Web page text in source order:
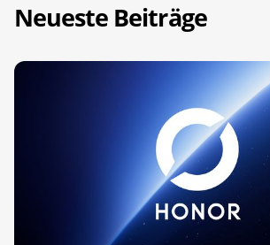
Neueste Beiträge